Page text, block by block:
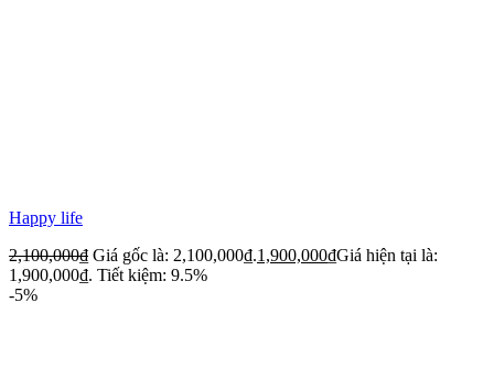
Happy life
2,100,000₫ Giá gốc là: 2,100,000₫.1,900,000₫Giá hiện tại là:
1,900,000₫. Tiết kiệm: 9.5%
-5%